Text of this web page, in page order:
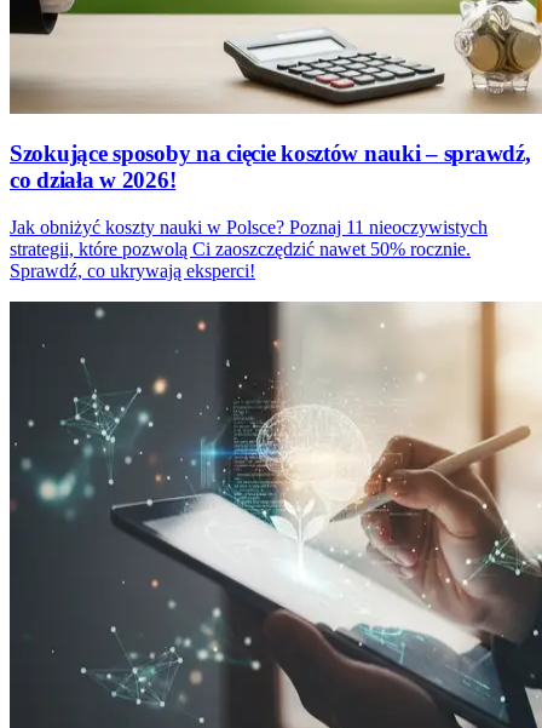
Szokujące sposoby na cięcie kosztów nauki – sprawdź,
co działa w 2026!
Jak obniżyć koszty nauki w Polsce? Poznaj 11 nieoczywistych
strategii, które pozwolą Ci zaoszczędzić nawet 50% rocznie.
Sprawdź, co ukrywają eksperci!